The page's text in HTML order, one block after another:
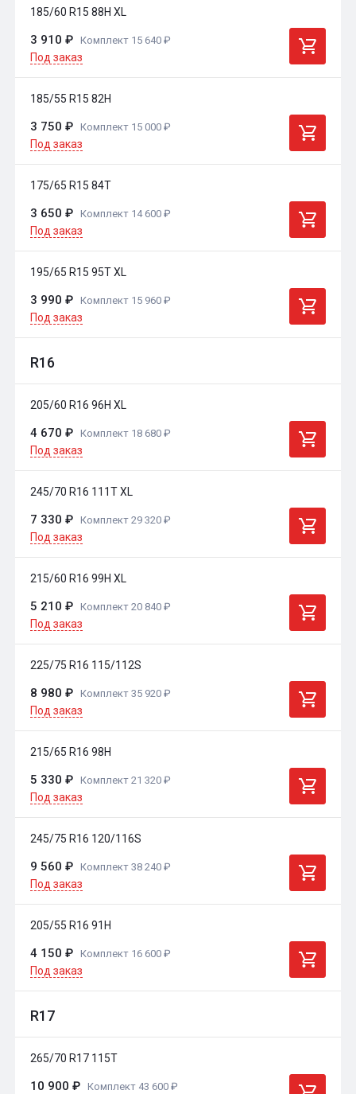
185/60 R15 88H XL
3 910 ₽ Комплект 15 640 ₽
Под заказ
185/55 R15 82H
3 750 ₽ Комплект 15 000 ₽
Под заказ
175/65 R15 84T
3 650 ₽ Комплект 14 600 ₽
Под заказ
195/65 R15 95T XL
3 990 ₽ Комплект 15 960 ₽
Под заказ
R16
205/60 R16 96H XL
4 670 ₽ Комплект 18 680 ₽
Под заказ
245/70 R16 111T XL
7 330 ₽ Комплект 29 320 ₽
Под заказ
215/60 R16 99H XL
5 210 ₽ Комплект 20 840 ₽
Под заказ
225/75 R16 115/112S
8 980 ₽ Комплект 35 920 ₽
Под заказ
215/65 R16 98H
5 330 ₽ Комплект 21 320 ₽
Под заказ
245/75 R16 120/116S
9 560 ₽ Комплект 38 240 ₽
Под заказ
205/55 R16 91H
4 150 ₽ Комплект 16 600 ₽
Под заказ
R17
265/70 R17 115T
10 900 ₽ Комплект 43 600 ₽